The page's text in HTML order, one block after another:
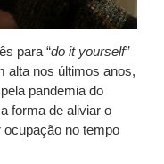
para “do it yourself”
alta nos últimos anos,
pandemia do
forma de aliviar o
no tempo